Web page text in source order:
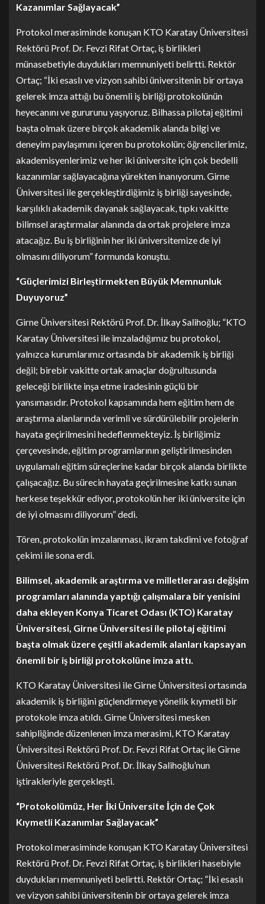
Kazanımlar Sağlayacak”
Protokol merasiminde konuşan KTO Karatay Üniversitesi
Rektörü Prof. Dr. Fevzi Rifat Ortaç, iş birlikleri
münasebetiyle duydukları memnuniyeti belirtti. Rektör
Ortaç; “İki esaslı ve vizyon sahibi üniversitenin bir ortaya
gelerek imza attığı bu önemli iş birliği protokolünün
heyecanını ve gururunu yaşıyoruz. Bilhassa pilotaj eğitimi
başta olmak üzere birçok akademik alanda bilgi ve
deneyim paylaşımını içeren bu protokolün; öğrencilerimiz,
akademisyenlerimiz ve her iki üniversite için çok bedelli
kazanımlar sağlayacağına yürekten inanıyorum. Girne
Üniversitesi ile gerçekleştirdiğimiz iş birliği sayesinde,
karşılıklı akademik dayanak sağlayacak, tıpkı vakitte
bilimsel araştırmalar alanında da ortak projelere imza
atacağız. Bu iş birliğinin her iki üniversitemize de iyi
olmasını diliyorum” formunda konuştu.
“Güçlerimizi Birleştirmekten Büyük Memnunluk
Duyuyoruz”
Girne Üniversitesi Rektörü Prof. Dr. İlkay Salihoğlu; “KTO
Karatay Üniversitesi ile imzaladığımız bu protokol,
yalnızca kurumlarımız ortasında bir akademik iş birliği
değil; birebir vakitte ortak amaçlar doğrultusunda
geleceği birlikte inşa etme iradesinin güçlü bir
yansımasıdır. Protokol kapsamında hem eğitim hem de
araştırma alanlarında verimli ve sürdürülebilir projelerin
hayata geçirilmesini hedeflenmekteyiz. İş birliğimiz
çerçevesinde, eğitim programlarının geliştirilmesinden
uygulamalı eğitim süreçlerine kadar birçok alanda birlikte
çalışacağız. Bu sürecin hayata geçirilmesine katkı sunan
herkese teşekkür ediyor, protokolün her iki üniversite için
de iyi olmasını diliyorum” dedi.
Tören, protokolün imzalanması, ikram takdimi ve fotoğraf
çekimi ile sona erdi.
Bilimsel, akademik araştırma ve milletlerarası değişim
programları alanında yaptığı çalışmalara bir yenisini
daha ekleyen Konya Ticaret Odası (KTO) Karatay
Üniversitesi, Girne Üniversitesi ile pilotaj eğitimi
başta olmak üzere çeşitli akademik alanları kapsayan
önemli bir iş birliği protokolüne imza attı.
KTO Karatay Üniversitesi ile Girne Üniversitesi ortasında
akademik iş birliğini güçlendirmeye yönelik kıymetli bir
protokole imza atıldı. Girne Üniversitesi mesken
sahipliğinde düzenlenen imza merasimi, KTO Karatay
Üniversitesi Rektörü Prof. Dr. Fevzi Rifat Ortaç ile Girne
Üniversitesi Rektörü Prof. Dr. İlkay Salihoğlu’nun
iştirakleriyle gerçekleşti.
“Protokolümüz, Her İki Üniversite İçin de Çok
Kıymetli Kazanımlar Sağlayacak”
Protokol merasiminde konuşan KTO Karatay Üniversitesi
Rektörü Prof. Dr. Fevzi Rifat Ortaç, iş birlikleri hasebiyle
duydukları memnuniyeti belirtti. Rektör Ortaç; “İki esaslı
ve vizyon sahibi üniversitenin bir ortaya gelerek imza